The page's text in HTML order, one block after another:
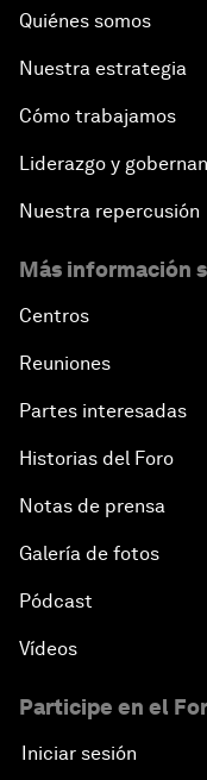
Quiénes somos
Nuestra estrategia
Cómo trabajamos
Liderazgo y
Nuestra repercusión
Más información
Centros
Reuniones
Partes interesadas
Historias del Foro
Notas de prensa
Galería de fotos
Pódcast
Vídeos
Participe en el
Iniciar sesión